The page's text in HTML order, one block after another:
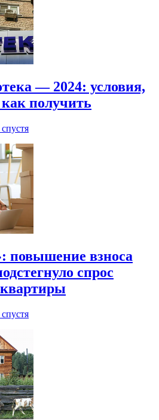
— 2024: условия,
получить
повышение взноса
спрос